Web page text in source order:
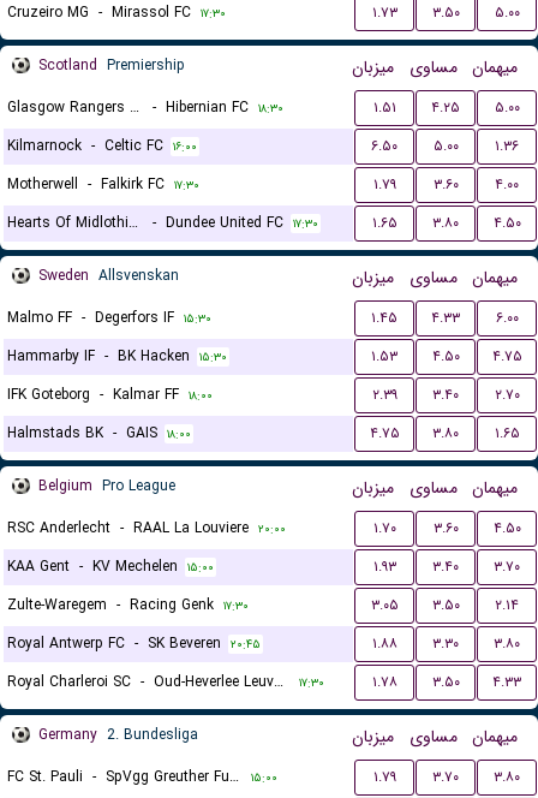
Cruzeiro MG - Mirassol FC ۱۷:۳۰ ۱.۷۳ ۳.۵۰ ۵.۰۰
Scotland Premiership میزبان مساوی میهمان
Glasgow Rangers FC - Hibernian FC ۱۸:۳۰ ۱.۵۱ ۴.۲۵
۵.۰۰
Kilmarnock - Celtic FC ۱۶:۰۰ ۶.۵۰ ۵.۰۰
۱.۳۶
Motherwell - Falkirk FC ۱۷:۳۰ ۱.۷۹ ۳.۶۰
۴.۰۰
Hearts Of Midlothian FC
- Dundee United FC ۱۷:۳۰ ۱.۶۵ ۳.۸۰ ۴.۵۰
Sweden Allsvenskan میزبان مساوی میهمان
Malmo FF - Degerfors IF ۱۵:۳۰ ۱.۴۵ ۴.۳۳
۶.۰۰
Hammarby IF - BK Hacken ۱۵:۳۰ ۱.۵۳ ۴.۵۰
۴.۷۵
IFK Goteborg - Kalmar FF ۱۸:۰۰ ۲.۳۹ ۳.۴۰
۲.۷۰
Halmstads BK - GAIS ۱۸:۰۰ ۴.۷۵ ۳.۸۰ ۱.۶۵
Belgium Pro League میزبان مساوی میهمان
RSC Anderlecht - RAAL La Louviere ۲۰:۰۰ ۱.۷۰ ۳.۶۰
۴.۵۰
KAA Gent - KV Mechelen ۱۵:۰۰ ۱.۹۳ ۳.۴۰
۳.۷۰
Zulte-Waregem - Racing Genk ۱۷:۳۰ ۳.۰۵ ۳.۵۰
۲.۱۴
Royal Antwerp FC - SK Beveren ۲۰:۴۵ ۱.۸۸ ۳.۳۰
۳.۸۰
Royal Charleroi SC - Oud-Heverlee Leuven ۱۷:۳۰ ۱.۷۸ ۳.۵۰ ۴.۳۳
Germany 2. Bundesliga میزبان مساوی میهمان
FC St. Pauli - SpVgg Greuther Furth ۱۵:۰۰ ۱.۷۹ ۳.۷۰
۳.۸۰